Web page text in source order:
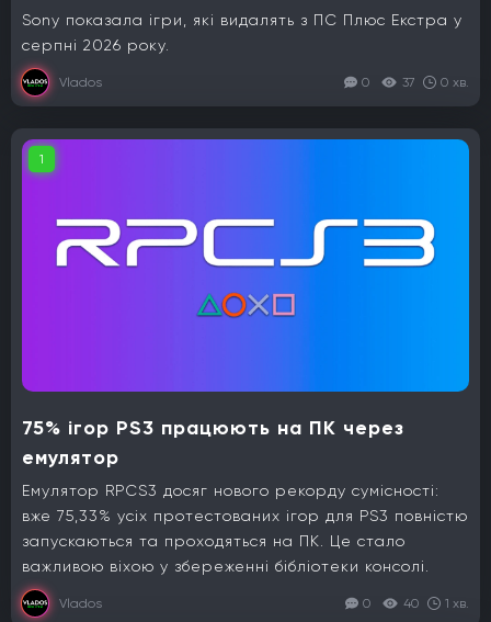
Sony показала ігри, які видалять з ПС Плюс Екстра у
серпні 2026 року.
Vlados 0 37 0 хв.
1
75% ігор PS3 працюють на ПК через
емулятор
Емулятор RPCS3 досяг нового рекорду сумісності:
вже 75,33% усіх протестованих ігор для PS3 повністю
запускаються та проходяться на ПК. Це стало
важливою віхою у збереженні бібліотеки консолі.
Vlados 0 40 1 хв.